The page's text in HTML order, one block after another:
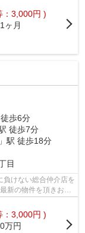
：3,000円 )
1ヶ月
徒歩6分
徒歩7分
」駅 徒歩18分
目
負けない総合仲介店を
新の物件を頂きお客
：3,000円 )
0万円